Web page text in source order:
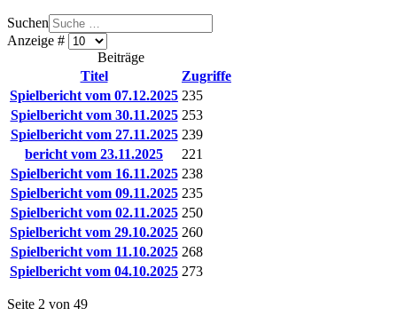
Suchen
Anzeige #
Beiträge
Titel
Zugriffe
Spielbericht vom 07.12.2025 235
Spielbericht vom 30.11.2025 253
Spielbericht vom 27.11.2025 239
bericht vom 23.11.2025
221
Spielbericht vom 16.11.2025 238
Spielbericht vom 09.11.2025 235
Spielbericht vom 02.11.2025 250
Spielbericht vom 29.10.2025 260
Spielbericht vom 11.10.2025 268
Spielbericht vom 04.10.2025 273
Seite 2 von 49